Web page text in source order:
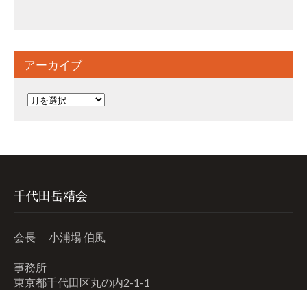
アーカイブ
ア
ブ
千代田岳精会
会長 小浦場 伯風
事務所
東京都千代田区丸の内2-1-1